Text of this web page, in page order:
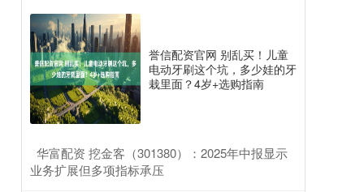
誉信配资官网 别乱买！儿童
电动牙刷这个坑，多少娃的牙
栽里面？4岁+选购指南
​华富配资 挖金客（301380）：2025年中报显示
业务扩展但多项指标承压